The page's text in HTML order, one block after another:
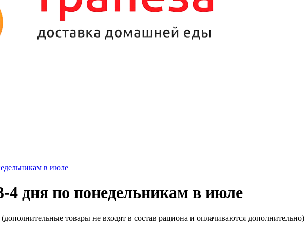
в июле
4 дня по понедельникам в июле
товары не входят в состав рациона и оплачиваются дополнительно)